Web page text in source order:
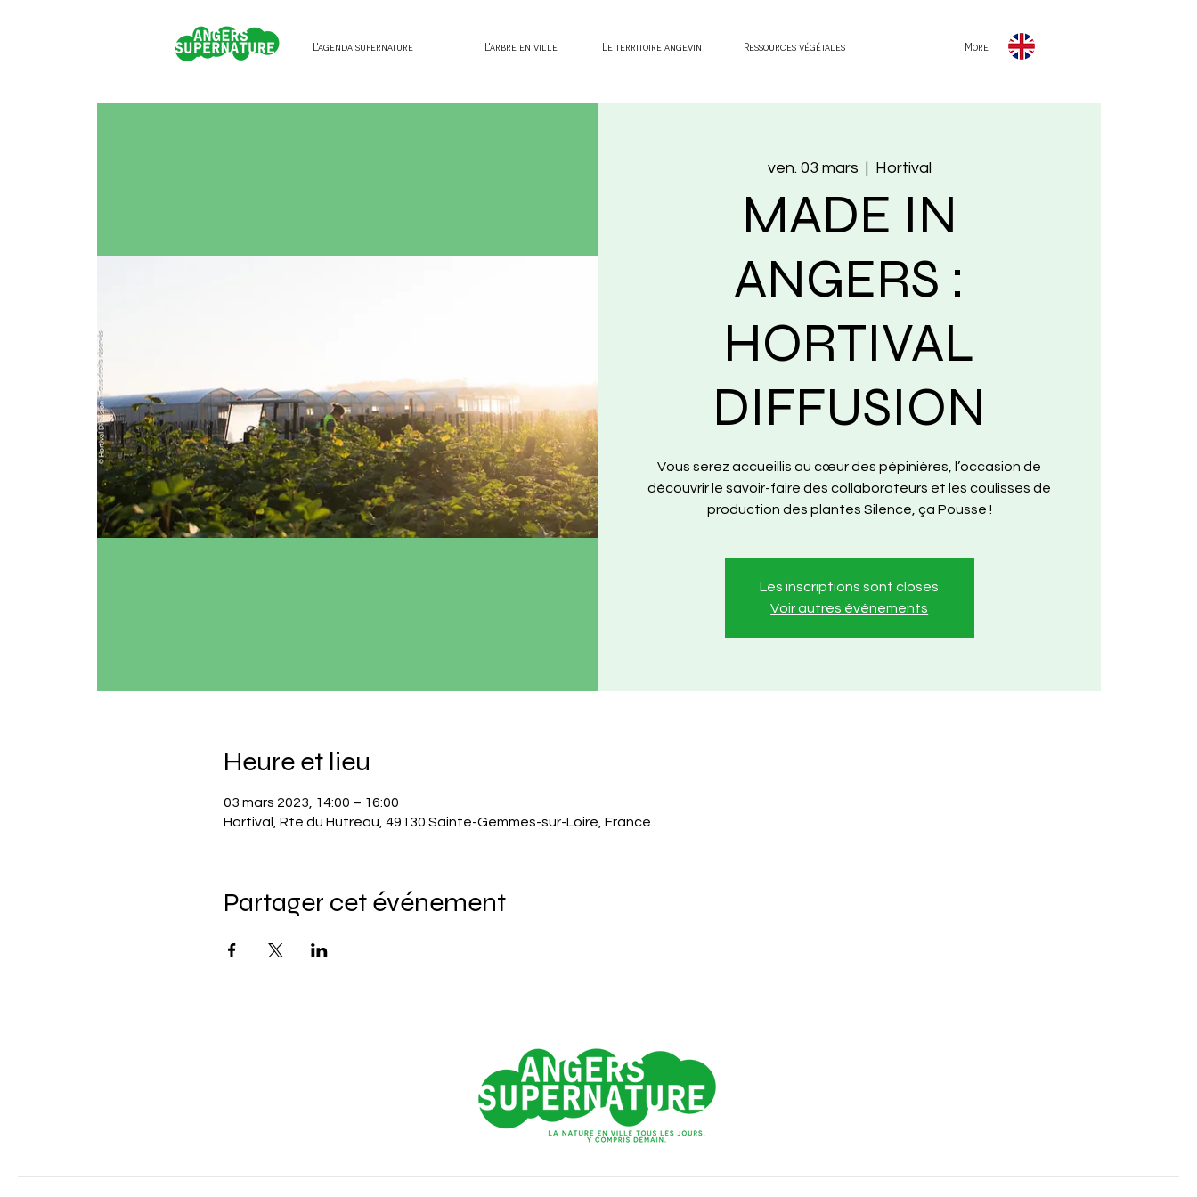
L'agenda supernature L'arbre en ville Le territoire angevin Ressources végétales More
ven. 03 mars
  |
Hortival
MADE IN
ANGERS :
HORTIVAL
DIFFUSION
Vous serez accueillis au cœur des pépinières, l’occasion de
découvrir le savoir-faire des collaborateurs et les coulisses de
production des plantes Silence, ça Pousse !
Les inscriptions sont closes
Voir autres événements
Heure et lieu
03 mars 2023, 14:00 – 16:00
Hortival, Rte du Hutreau, 49130 Sainte-Gemmes-sur-Loire, France
Partager cet événement